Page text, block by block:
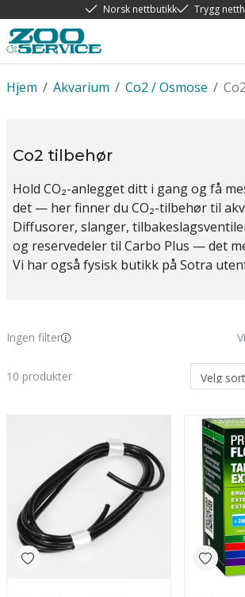
Norsk nettbutikk Trygg
/
Hjem /
Akvarium /
Co2 / Osmose
Co2 tilbehør
Hold CO₂-anlegget ditt i gangog få
det — her finner du CO₂-tilbehør til
Diffusorer, slanger,
og reservedelertil Carbo Plus — det
Vi har også fysisk butikk på Sotra
Ingen filter
10 produkter